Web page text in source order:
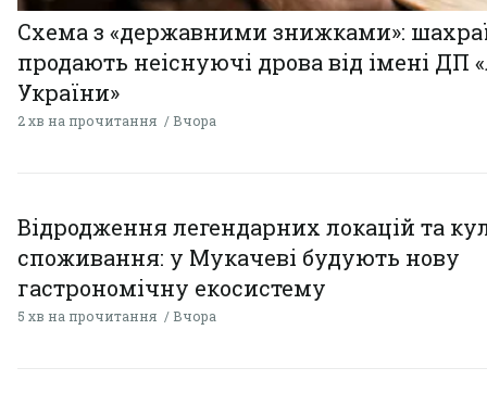
Схема з «державними знижками»:
продають неіснуючі дрова від імені ДП
України»
2 хв на прочитання Вчора
Відродження легендарних локацій та
споживання: у Мукачеві будують нову
гастрономічну екосистему
5 хв на прочитання Вчора